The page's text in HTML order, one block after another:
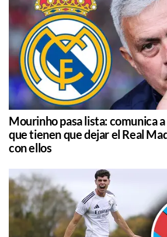
Mourinho pasa lista: comunica
que tienen que dejar el Real
con ellos